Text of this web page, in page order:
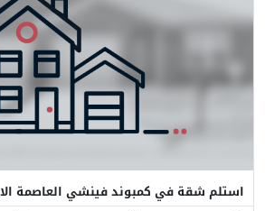
استلم شقة في كمبوند فينشي العاصمة